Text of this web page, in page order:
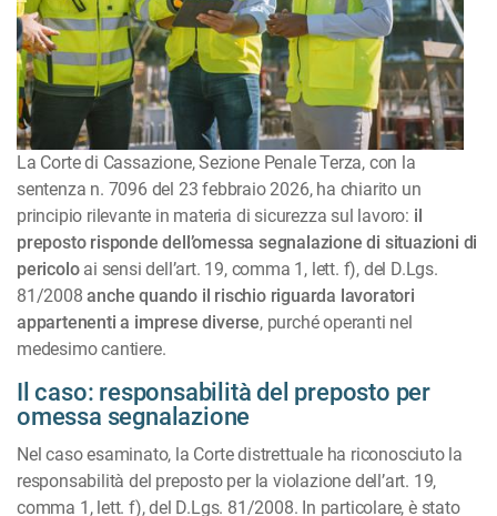
La Corte di Cassazione, Sezione Penale Terza, con la
sentenza n. 7096 del 23 febbraio 2026, ha chiarito un
principio rilevante in materia di sicurezza sul lavoro: il
preposto risponde dell’omessa segnalazione di situazioni di
pericoloai sensi dell’art. 19, comma 1, lett. f), del D.Lgs.
81/2008anche quando il rischio riguarda lavoratori
appartenenti a imprese diverse, purché operanti nel
medesimo cantiere.
Il caso: responsabilità del preposto per
omessa segnalazione
Nel caso esaminato, la Corte distrettuale ha riconosciuto la
responsabilità del preposto per la violazione dell’art. 19,
comma 1, lett. f), del D.Lgs. 81/2008. In particolare, è stato